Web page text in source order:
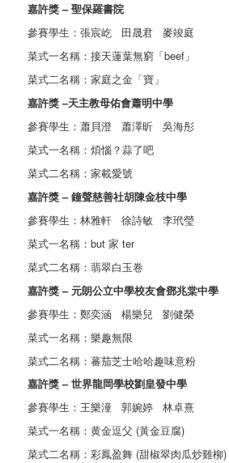
嘉許獎 – 聖保羅書院
參賽學生：張宸屹 田晟君 麥竣庭
菜式一名稱：接天蓮葉無窮「beef」
菜式二名稱：家庭之金「寶」
嘉許獎 –天主教母佑會蕭明中學
參賽學生：蕭貝澄 蕭澤昕 吳海彤
菜式一名稱：煩惱？蒜了吧
菜式二名稱：家載愛號
嘉許獎 – 鐘聲慈善社胡陳金枝中學
參賽學生：林雅軒 徐詩敏 李玳瑩
菜式一名稱：but 家 ter
菜式二名稱：翡翠白玉卷
嘉許獎 – 元朗公立中學校友會鄧兆棠中學
參賽學生：鄭奕涵 楊樂兒 劉健榮
菜式一名稱：樂趣無限
菜式二名稱：蕃茄芝士哈哈趣味意粉
嘉許獎 – 世界龍岡學校劉皇發中學
參賽學生：王樂潼 郭婉婷 林卓熹
菜式一名稱：黄金逗父 (黃金豆腐)
菜式二名稱：彩鳳盈舞 (甜椒翠肉